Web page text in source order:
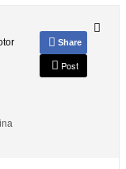
Share
Post